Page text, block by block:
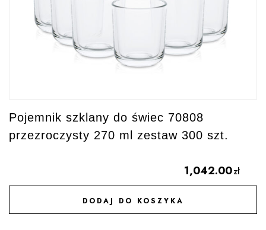
Pojemnik szklany do świec 70808
przezroczysty 270 ml zestaw 300 szt.
1,042.00zł
DODAJ DO KOSZYKA
DODAJ DO ULUBIONYCH